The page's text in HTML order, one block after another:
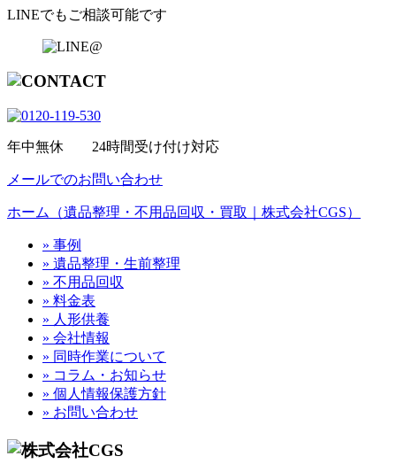
LINEでもご相談可能です
年中無休 24時間受け付け対応
メールでのお問い合わせ
ホーム（遺品整理・不用品回収・買取｜株式会社CGS）
» 事例
» 遺品整理・生前整理
» 不用品回収
» 料金表
» 人形供養
» 会社情報
» 同時作業について
» コラム・お知らせ
» 個人情報保護方針
» お問い合わせ